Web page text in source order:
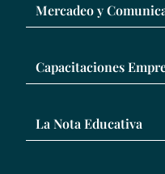
Mercadeo y
Capacitaciones
La Nota Educativa